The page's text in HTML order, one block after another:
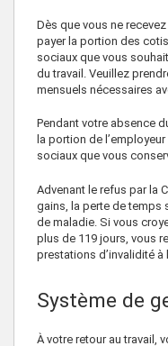
Dès que vous ne
payer la portion des
sociaux que vous
du travail. Veuillez
mensuels nécessaires
Pendant votre absence
la portion de
sociaux que vous
Advenant le refus par la
gains, la perte de temps
de maladie. Si vous
plus de 119 jours, vous
prestations d’invalidité
Système de
À votre retour au travail,